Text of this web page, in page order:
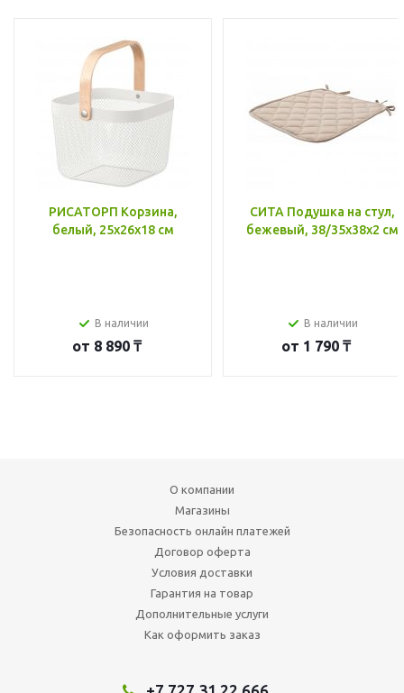
РИСАТОРП Корзина,
белый, 25x26x18 см
В наличии
от 8 890 ₸
СИТА Подушка на стул,
бежевый, 38/35x38x2 см
В наличии
от 1 790 ₸
О компании
Магазины
Безопасность онлайн платежей
Договор оферта
Условия доставки
Гарантия на товар
Дополнительные услуги
Как оформить заказ